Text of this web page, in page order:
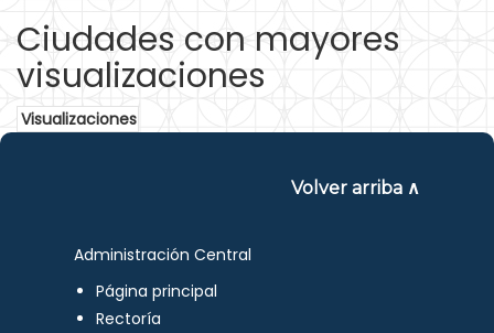
Ciudades con mayores
visualizaciones
Visualizaciones
Volver arriba ∧
Administración Central
Página principal
Rectoría